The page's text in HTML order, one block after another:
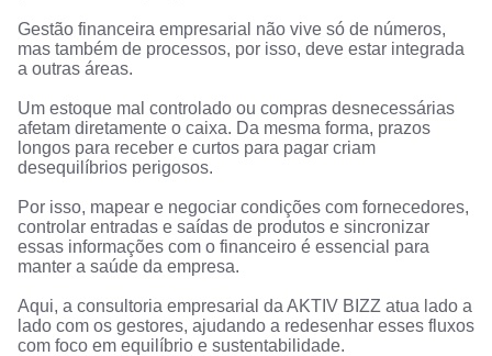
Gestão financeira empresarial não vive só de números,
mas também de processos, por isso, deve estar integrada
a outras áreas.
Um estoque mal controlado ou compras desnecessárias
afetam diretamente o caixa. Da mesma forma, prazos
longos para receber e curtos para pagar criam
desequilíbrios perigosos.
Por isso, mapear e negociar condições com fornecedores,
controlar entradas e saídas de produtos e sincronizar
essas informações com o financeiro é essencial para
manter a saúde da empresa.
Aqui, a consultoria empresarial da AKTIV BIZZ atua lado a
lado com os gestores, ajudando a redesenhar esses fluxos
com foco em equilíbrio e sustentabilidade.